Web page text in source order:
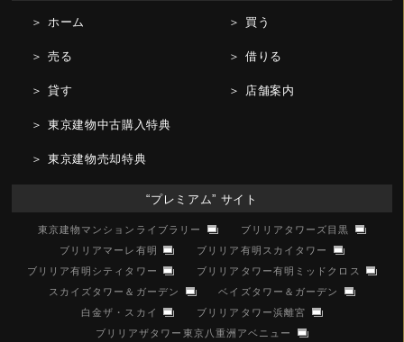
＞ ホーム ＞ 買う
＞ 売る ＞ 借りる
＞ 貸す ＞ 店舗案内
＞ 東京建物中古購入特典
＞ 東京建物売却特典
“プレミアム” サイト
東京建物マンションライブラリー
ブリリアタワーズ目黒
ブリリアマーレ有明
ブリリア有明スカイタワー
ブリリア有明シティタワー
ブリリアタワー有明ミッドクロス
スカイズタワー＆ガーデン
ベイズタワー＆ガーデン
白金ザ・スカイ
ブリリアタワー浜離宮
ブリリアザタワー東京八重洲アベニュー